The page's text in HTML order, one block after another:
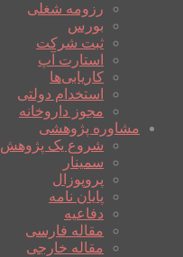
رزومه شغلی
بورس
ثبت شرکت
استارت آپ
کاریابی‌ها
استخدام دولتی
مجوز داروخانه
مشاوره پژوهشی
شروع یک پژوهش
سمینار
پروپوزال
پایان نامه
دفاعیه
مقاله فارسی
مقاله خارجی